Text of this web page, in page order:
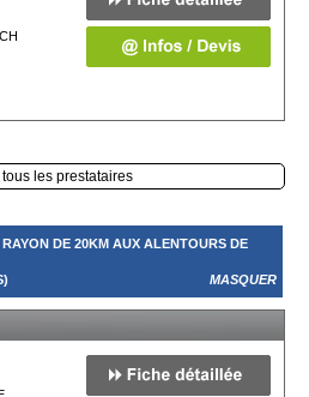
les prestataires
DE 20KM AUX ALENTOURS DE
MASQUER